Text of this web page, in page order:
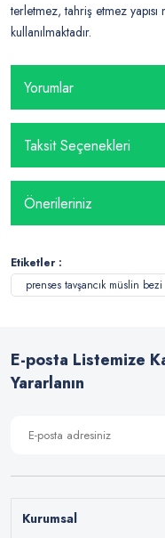
terletmez, tahriş etmez
kullanılmaktadır.
Yorumlar
Taksit Seçenekleri
Önerileriniz
Etiketler :
prenses tavşancık müslin bezi
E-posta Listemize
Yararlanın
Kurumsal